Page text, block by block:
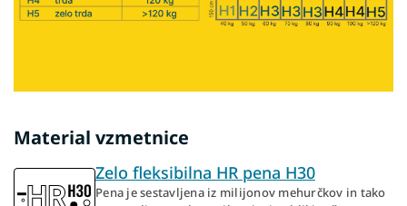
Material vzmetnice
Zelo fleksibilna HR pena H30
Pena je sestavljena iz milijonov mehurčkov in tako